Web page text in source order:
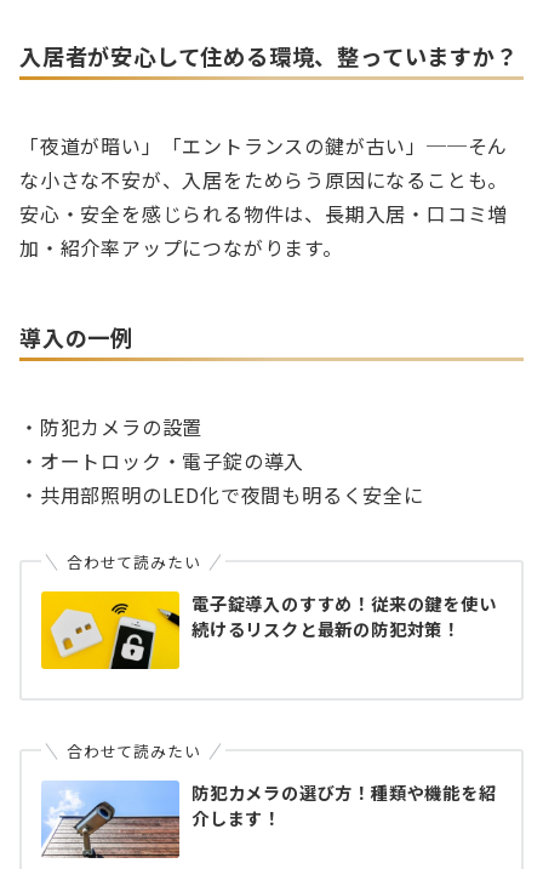
入居者が安心して住める環境、整っていますか？
「夜道が暗い」「エントランスの鍵が古い」──そん
な小さな不安が、入居をためらう原因になることも。
安心・安全を感じられる物件は、長期入居・口コミ増
加・紹介率アップにつながります。
導入の一例
・防犯カメラの設置
・オートロック・電子錠の導入
・共用部照明のLED化で夜間も明るく安全に
合わせて読みたい
電子錠導入のすすめ！従来の鍵を使い
続けるリスクと最新の防犯対策！
合わせて読みたい
防犯カメラの選び方！種類や機能を紹
介します！